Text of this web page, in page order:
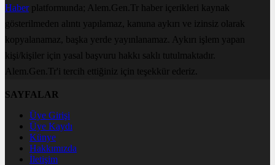
Haberplatformunda; Alem.Gen.Tr haber içerikleri kaynak
gösterilmeden alıntı yapılamaz, kanuna aykırı ve izinsiz olarak
kopyalanamaz, başka yerde yayınlanamaz. Aykırı işlem yapan
kişi/kişiler için yasal başvuru hakkı saklı tutulmaktadır.
Alem.Gen.Tr'i tercih ettiğiniz için teşekkür ederiz.
SAYFALAR
Üye Girişi
Üye Kaydı
Künye
Hakkımızda
İletişim